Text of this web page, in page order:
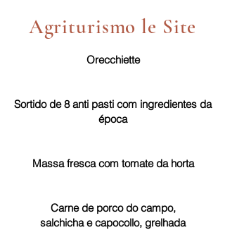
Agriturismo le Site
Orecchiette
Sortido de 8 anti pasti com ingredientes da
época
Massa fresca com tomate da horta
Carne de porco do campo,
salchicha e capocollo, grelhada